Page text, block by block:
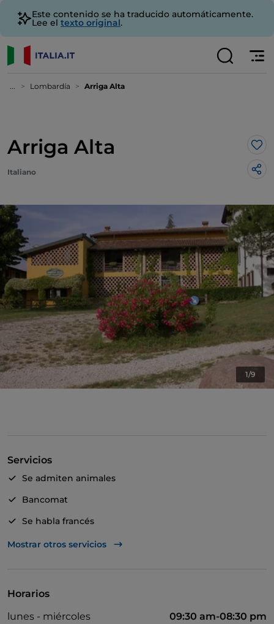
Este contenido se ha traducido automáticamente.
Lee el texto original.
... Lombardía Arriga Alta
Arriga Alta Me
Italiano
1/9
Servicios
Se admiten animales
Bancomat
Se habla francés
Se habla inglés
Mostrar otros servicios
Horarios
lunes - miércoles
09:30 am-08:30 pm